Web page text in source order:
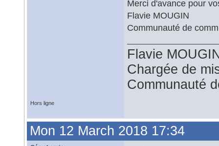
Merci d'avance pour
Flavie MOUGIN
Communauté de
Flavie
Chargée de
Communauté
Hors ligne
Mon 12 March 2018 17:34